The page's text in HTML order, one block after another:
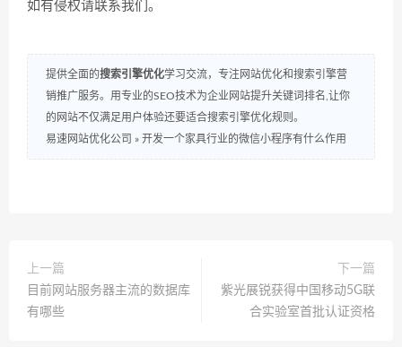
如有侵权请联系我们。
提供全面的搜索引擎优化学习交流，专注网站优化和搜索引擎营
销推广服务。用专业的SEO技术为企业网站提升关键词排名,让你
的网站不仅满足用户体验还要适合搜索引擎优化规则。
易速网站优化公司 » 开发一个家具行业的微信小程序有什么作用
上一篇
目前网站服务器主流的数据库
有哪些
下一篇
紫光展锐获得中国移动5G联
合实验室首批认证资格